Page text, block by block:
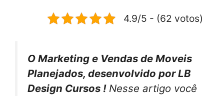
4.9/5 - (62 votos)
O Marketing e Vendas de Moveis
Planejados, desenvolvido por LB
Design Cursos ! Nesse artigo você